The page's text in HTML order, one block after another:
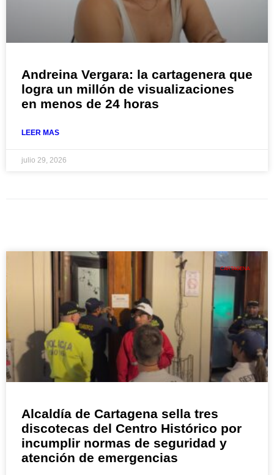
Andreina Vergara: la cartagenera que
logra un millón de visualizaciones
en menos de 24 horas
LEER MAS
julio 29, 2026
CARTAGENA
Alcaldía de Cartagena sella tres
discotecas del Centro Histórico por
incumplir normas de seguridad y
atención de emergencias